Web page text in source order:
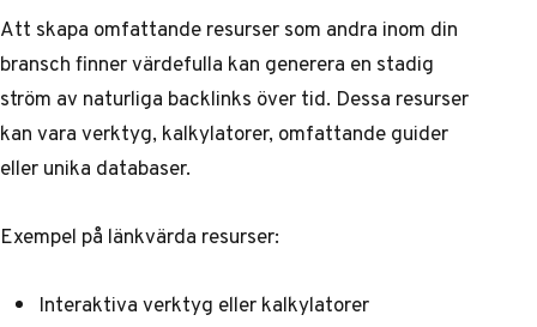
Att skapa omfattande resurser som andra inom din
bransch finner värdefulla kan generera en stadig
ström av naturliga backlinks över tid. Dessa resurser
kan vara verktyg, kalkylatorer, omfattande guider
eller unika databaser.
Exempel på länkvärda resurser:
Interaktiva verktyg eller kalkylatorer